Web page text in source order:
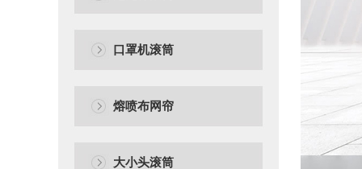
口罩机滚筒
熔喷布网帘
大小头滚筒